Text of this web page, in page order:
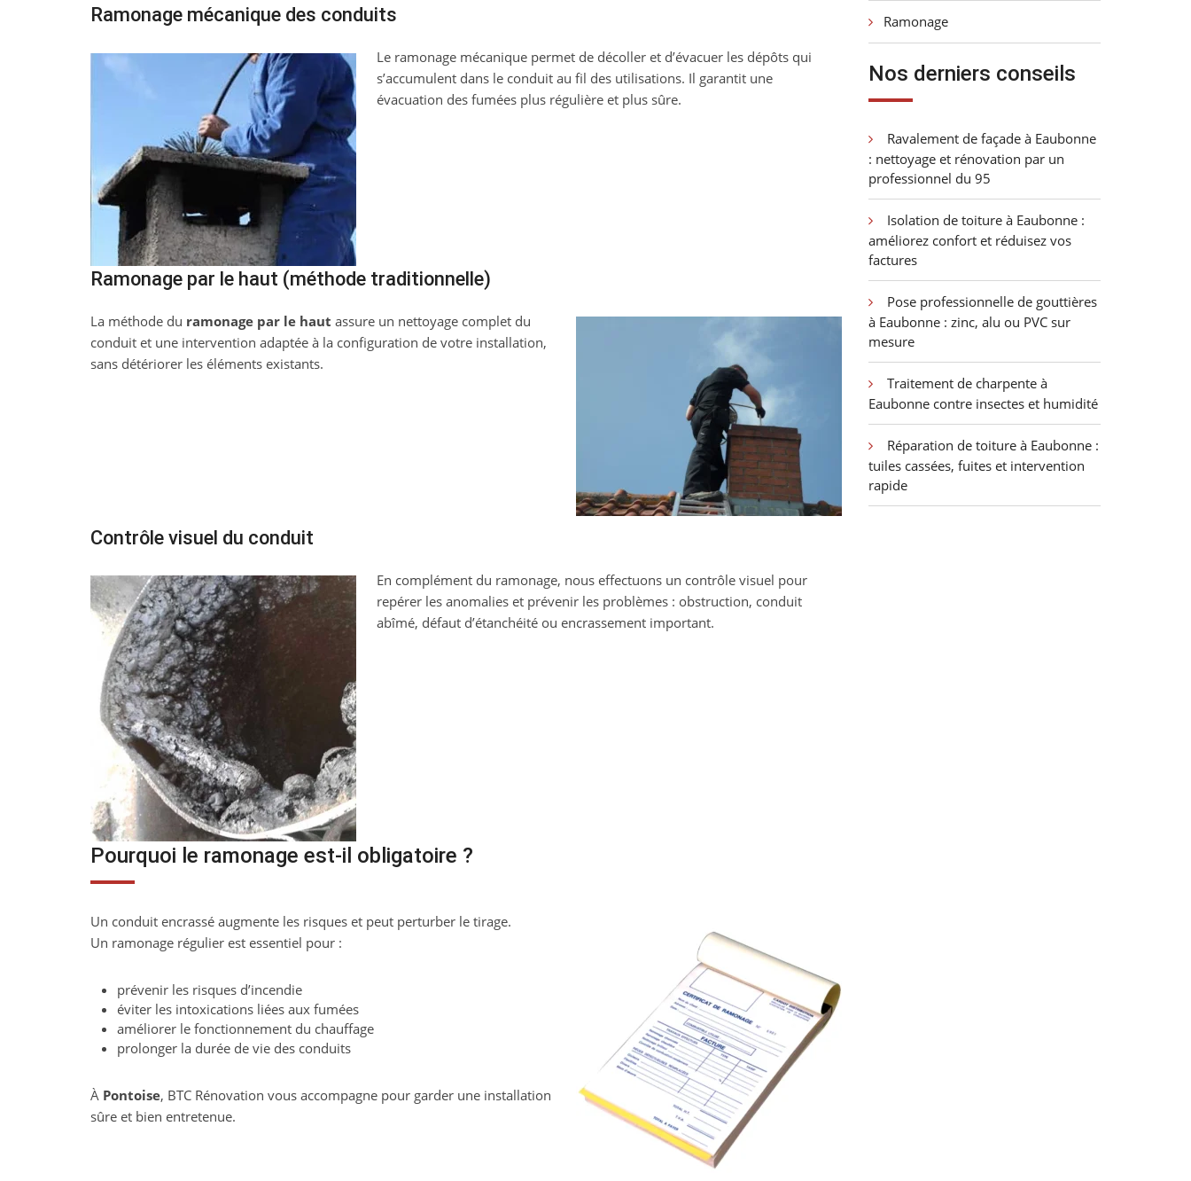
Ramonage mécanique des conduits
Le ramonage mécanique permet de décoller et d’évacuer les dépôts qui
s’accumulent dans le conduit au fil des utilisations. Il garantit une
évacuation des fumées plus régulière et plus sûre.
Ramonage par le haut (méthode traditionnelle)
La méthode du ramonage par le haut assure un nettoyage complet du
conduit et une intervention adaptée à la configuration de votre installation,
sans détériorer les éléments existants.
Contrôle visuel du conduit
En complément du ramonage, nous effectuons un contrôle visuel pour
repérer les anomalies et prévenir les problèmes : obstruction, conduit
abîmé, défaut d’étanchéité ou encrassement important.
Pourquoi le ramonage est-il obligatoire ?
Un conduit encrassé augmente les risques et peut perturber le tirage.
Un ramonage régulier est essentiel pour :
prévenir les risques d’incendie
éviter les intoxications liées aux fumées
améliorer le fonctionnement du chauffage
prolonger la durée de vie des conduits
À Pontoise, BTC Rénovation vous accompagne pour garder une installation
sûre et bien entretenue.
Ramonage
Nos derniers conseils
Ravalement de façade à Eaubonne
: nettoyage et rénovation par un
professionnel du 95
Isolation de toiture à Eaubonne :
améliorez confort et réduisez vos
factures
Pose professionnelle de gouttières
à Eaubonne : zinc, alu ou PVC sur
mesure
Traitement de charpente à
Eaubonne contre insectes et humidité
Réparation de toiture à Eaubonne :
tuiles cassées, fuites et intervention
rapide